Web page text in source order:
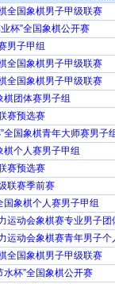
全国象棋男子甲级联赛
杯”全国象棋公开赛
男子甲组
全国象棋男子甲级联赛
全国象棋男子甲级联赛
棋团体赛男子组
赛预选赛
全国象棋青年大师赛男子
棋个人赛男子甲组
赛预选赛
联赛季前赛
国象棋个人赛男子甲组
运动会象棋赛专业男子团
运动会象棋赛青年男子个
全国象棋男子甲级联赛
水杯”全国象棋公开赛